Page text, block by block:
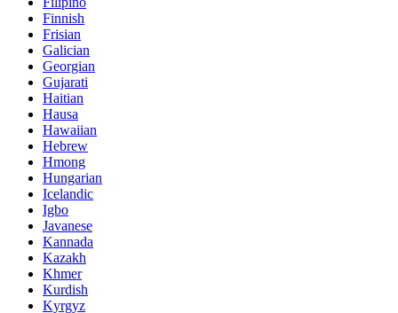
Finnish
Frisian
Galician
Georgian
Gujarati
Haitian
Hausa
Hawaiian
Hebrew
Hmong
Hungarian
Icelandic
Igbo
Javanese
Kannada
Kazakh
Khmer
Kurdish
Kyrgyz